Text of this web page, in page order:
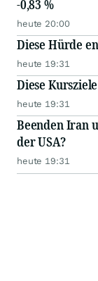
-0,83 %
heute 20:00
Diese Hürde
heute 19:31
Diese
heute 19:31
Beenden Iran
der USA?
heute 19:31